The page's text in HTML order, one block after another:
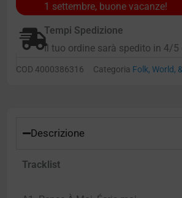
1 settembre, buone vacanze!
Tempi Spedizione
Il tuo ordine sarà spedito in 4/5
COD 4000386316 Categoria Folk, World,
Descrizione
Tracklist